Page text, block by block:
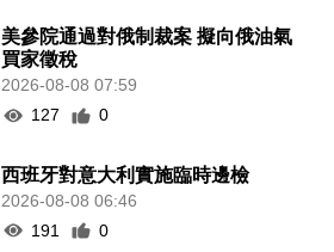
美參院通過對俄制裁案 擬向俄油氣
買家徵稅
2026-08-08 07:59
127
0
西班牙對意大利實施臨時邊檢
2026-08-08 06:46
191
0